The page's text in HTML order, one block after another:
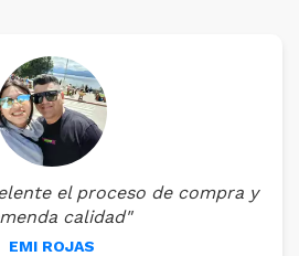
el proceso de compra y
calidad"
EMI ROJAS